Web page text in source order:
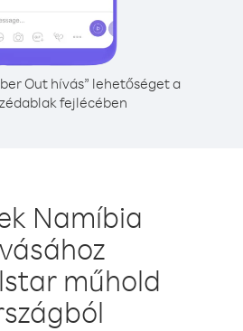
Out hívás” lehetőséget a
fejlécében
Namíbia
műhold